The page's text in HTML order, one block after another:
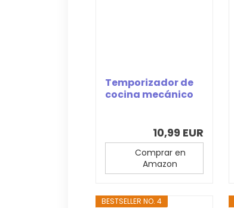
Temporizador de
cocina mecánico
10,99 EUR
Comprar en
Amazon
BESTSELLER NO. 4